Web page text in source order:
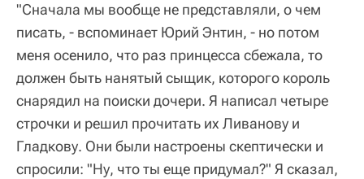
"Сначала мы вообще не представляли, о чем
писать, - вспоминает Юрий Энтин, - но потом
меня осенило, что раз принцесса сбежала, то
должен быть нанятый сыщик, которого король
снарядил на поиски дочери. Я написал четыре
строчки и решил прочитать их Ливанову и
Гладкову. Они были настроены скептически и
спросили: "Ну, что ты еще придумал?" Я сказал,